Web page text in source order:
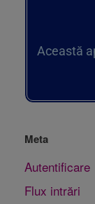
Această
Meta
Autentificare
Flux intrări